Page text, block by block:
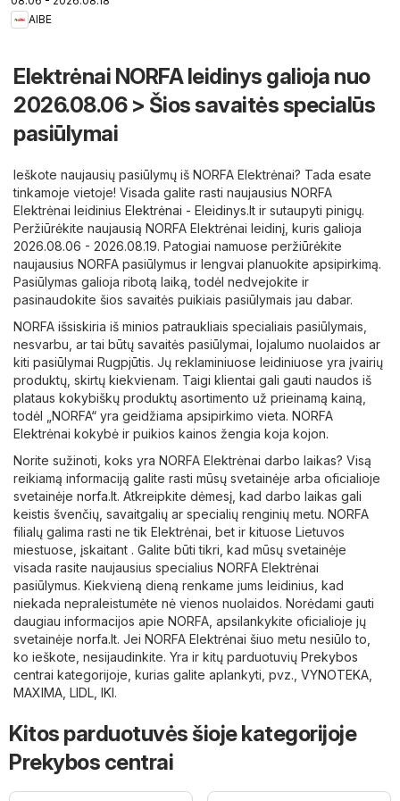
AIBE
Elektrėnai NORFA leidinys galioja nuo
2026.08.06 > Šios savaitės specialūs
pasiūlymai
Ieškote naujausių pasiūlymų iš NORFA Elektrėnai? Tada esate
tinkamoje vietoje! Visada galite rasti naujausius NORFA
Elektrėnai leidinius Elektrėnai - Eleidinys.lt ir sutaupyti pinigų.
Peržiūrėkite naujausią NORFA Elektrėnai leidinį, kuris galioja
2026.08.06 - 2026.08.19. Patogiai namuose peržiūrėkite
naujausius NORFA pasiūlymus ir lengvai planuokite apsipirkimą.
Pasiūlymas galioja ribotą laiką, todėl nedvejokite ir
pasinaudokite šios savaitės puikiais pasiūlymais jau dabar.
NORFA išsiskiria iš minios patraukliais specialiais pasiūlymais,
nesvarbu, ar tai būtų savaitės pasiūlymai, lojalumo nuolaidos ar
kiti pasiūlymai Rugpjūtis. Jų reklaminiuose leidiniuose yra įvairių
produktų, skirtų kiekvienam. Taigi klientai gali gauti naudos iš
plataus kokybiškų produktų asortimento už prieinamą kainą,
todėl „NORFA“ yra geidžiama apsipirkimo vieta. NORFA
Elektrėnai kokybė ir puikios kainos žengia koja kojon.
Norite sužinoti, koks yra NORFA Elektrėnai darbo laikas? Visą
reikiamą informaciją galite rasti mūsų svetainėje arba oficialioje
svetainėje norfa.lt. Atkreipkite dėmesį, kad darbo laikas gali
keistis švenčių, savaitgalių ar specialių renginių metu. NORFA
filialų galima rasti ne tik Elektrėnai, bet ir kituose Lietuvos
miestuose, įskaitant . Galite būti tikri, kad mūsų svetainėje
visada rasite naujausius specialius NORFA Elektrėnai
pasiūlymus. Kiekvieną dieną renkame jums leidinius, kad
niekada nepraleistumėte nė vienos nuolaidos. Norėdami gauti
daugiau informacijos apie NORFA, apsilankykite oficialioje jų
svetainėje norfa.lt. Jei NORFA Elektrėnai šiuo metu nesiūlo to,
ko ieškote, nesijaudinkite. Yra ir kitų parduotuvių Prekybos
centrai kategorijoje, kurias galite aplankyti, pvz., VYNOTEKA
MAXIMA LIDL IKI.
Kitos parduotuvės šioje kategorijoje
Prekybos centrai